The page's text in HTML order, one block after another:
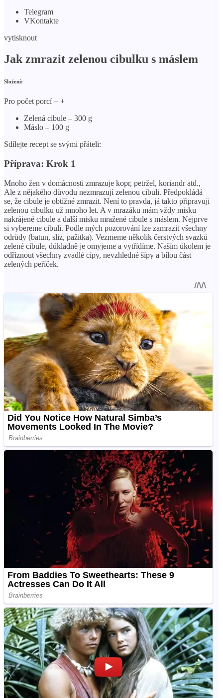
Telegram
VKontakte
vytisknout
Jak zmrazit zelenou cibulku s máslem
Složení:
Pro počet porcí − +
Zelená cibule – 300 g
Máslo – 100 g
Sdílejte recept se svými přáteli:
Příprava: Krok 1
Mnoho žen v domácnosti zmrazuje kopr, petržel, koriandr atd.,
Ale z nějakého důvodu nezmrazují zelenou cibuli. Předpokládá
se, že cibule je obtížné zmrazit. Není to pravda, já takto připravuji
zelenou cibulku už mnoho let. A v mrazáku mám vždy misku
nakrájené cibule a další misku mražené cibule s máslem. Nejprve
si vybereme cibuli. Podle mých pozorování lze zamrazit všechny
odrůdy (batun, sliz, pažitka). Vezmeme několik čerstvých svazků
zelené cibule, důkladně je omyjeme a vytřídíme. Naším úkolem je
odříznout všechny zvadlé cípy, nevzhledné šípy a bílou část
zelených peříček.